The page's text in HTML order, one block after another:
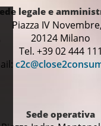
legale e
Piazza IV
20124 Milano
Tel. +39 02 444
Sede operativa